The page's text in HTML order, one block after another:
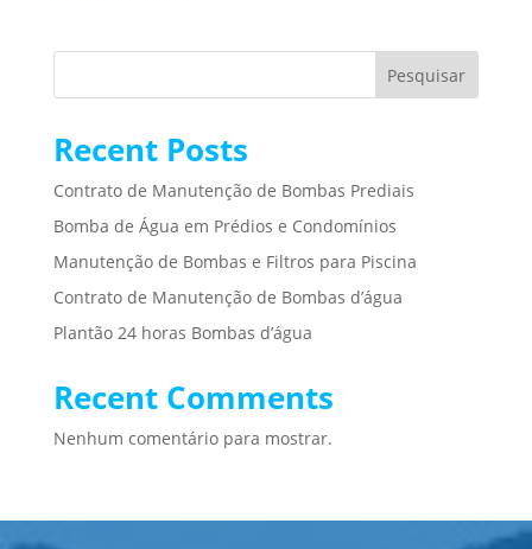
Pesquisar
Recent Posts
Contrato de Manutenção de Bombas Prediais
Bomba de Água em Prédios e Condomínios
Manutenção de Bombas e Filtros para Piscina
Contrato de Manutenção de Bombas d’água
Plantão 24 horas Bombas d’água
Recent Comments
Nenhum comentário para mostrar.